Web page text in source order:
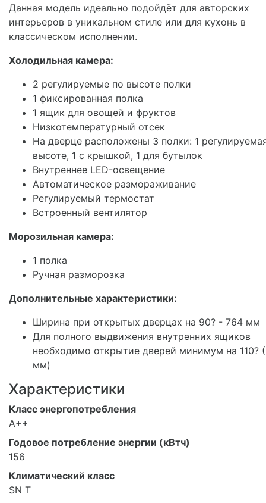
Данная модель идеально подойдёт для авторских
интерьеров в уникальном стиле или для кухонь в
классическом исполнении.
Холодильная камера:
2 регулируемые по высоте полки
1 фиксированная полка
1 ящик для овощей и фруктов
Низкотемпературный отсек
На дверце расположены 3 полки: 1
высоте, 1 с крышкой, 1 для бутылок
Внутреннее LED-освещение
Автоматическое размораживание
Регулируемый термостат
Встроенный вентилятор
Морозильная камера:
1 полка
Ручная разморозка
Дополнительные характеристики:
Ширина при открытых дверцах на 90? - 764 мм
Для полного выдвижения внутренних ящиков
необходимо открытие дверей минимум на 110?
мм)
Характеристики
Класс энергопотребления
A++
Годовое потребление энергии (кВтч)
156
Климатический класс
SN T